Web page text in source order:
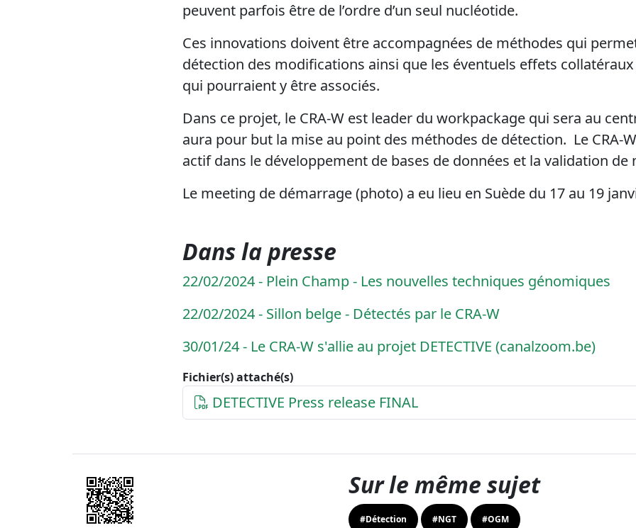
peuvent parfois être de l’ordre d’un seul nucléotide.
Ces innovations doivent être accompagnées de méthodes qui
détection des modifications ainsi que les éventuels effets
qui pourraient y être associés.
Dans ce projet, le CRA-W est leader du workpackage qui sera au
aura pour but la mise au point des méthodes de détection. Le CRA-
actif dans le développement de bases de données et la validation de
Le meeting de démarrage (photo) a eu lieu en Suède du 17 au 19
Dans la presse
22/02/2024 - Plein Champ - Les nouvelles techniques génomiques
22/02/2024 - Sillon belge - Détectés par le CRA-W
30/01/24 - Le CRA-W s'allie au projet DETECTIVE (canalzoom.be)
Fichier(s) attaché(s)
DETECTIVE Press release FINAL
Sur le même sujet
#Détection #NGT #OGM